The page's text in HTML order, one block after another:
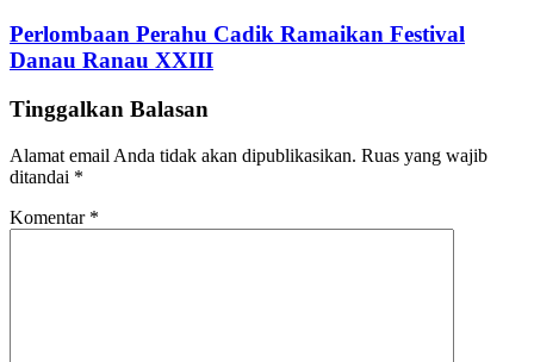
Perlombaan Perahu Cadik Ramaikan Festival
Danau Ranau XXIII
Tinggalkan Balasan
Alamat email Anda tidak akan dipublikasikan. Ruas yang wajib
ditandai *
Komentar *